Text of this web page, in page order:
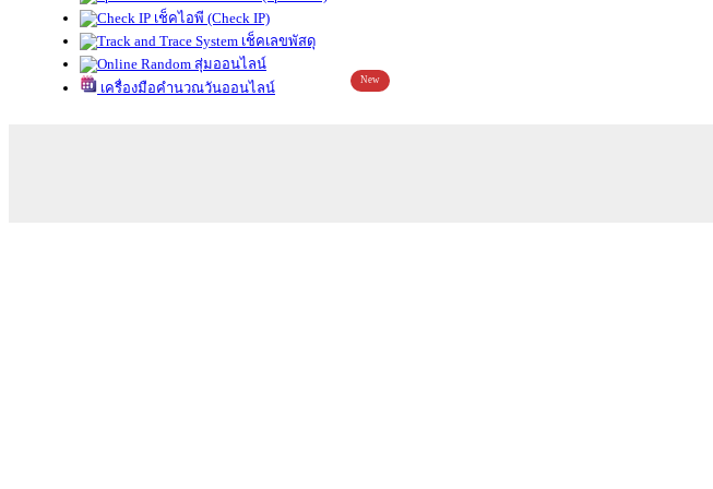
เช็คไอพี (Check IP)
เช็คเลขพัสดุ
สุ่มออนไลน์
เครื่องมือคำนวณวันออนไลน์
New